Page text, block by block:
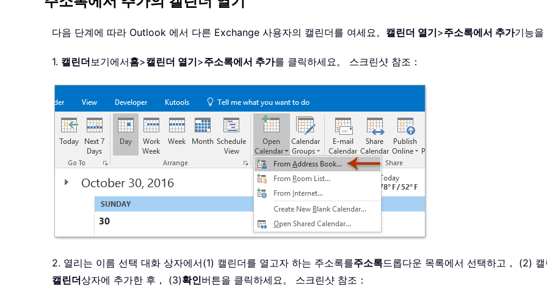
다음 단계에 따라 Outlook 에서 다른 Exchange 사용자의 캘린더를 여세요。 캘린더 열기>주소록에서 추가기능을
1. 캘린더보기에서홈>캘린더 열기>주소록에서 추가를 클릭하세요。 스크린샷 참조：
2. 열리는 이름 선택 대화 상자에서(1) 캘린더를 열고자 하는 주소록를주소록드롭다운 목록에서 선택하고， (2)
캘린더상자에 추가한 후， (3)확인버튼을 클릭하세요。 스크린샷 참조：